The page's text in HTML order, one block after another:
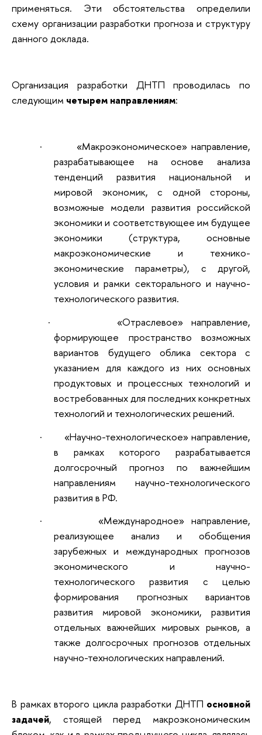
применяться. Эти обстоятельства определили
схему организации разработки прогноза и структуру
данного доклада.
Организация разработки ДНТП проводилась по
следующим четырем направлениям:
· «Макроэкономическое» направление,
разрабатывающее на основе анализа
тенденций развития национальной и
мировой экономик, с одной стороны,
возможные модели развития российской
экономики и соответствующее им будущее
экономики (структура, основные
макроэкономические и технико-
экономические параметры), с другой,
условия и рамки секторального и научно-
технологического развития.
· «Отраслевое» направление,
формирующее пространство возможных
вариантов будущего облика сектора с
указанием для каждого из них основных
продуктовых и процессных технологий и
востребованных для последних конкретных
технологий и технологических решений.
· «Научно-технологическое» направление,
в рамках которого разрабатывается
долгосрочный прогноз по важнейшим
направлениям научно-технологического
развития в РФ.
· «Международное» направление,
реализующее анализ и обобщения
зарубежных и международных прогнозов
экономического и научно-
технологического развития с целью
формирования прогнозных вариантов
развития мировой экономики, развития
отдельных важнейших мировых рынков, а
также долгосрочных прогнозов отдельных
научно-технологических направлений.
В рамках второго цикла разработки ДНТП основной
задачей, стоящей перед макроэкономическим